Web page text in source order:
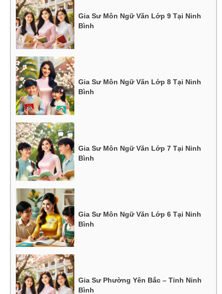
Gia Sư Môn Ngữ Văn Lớp 9 Tại Ninh
Bình
Gia Sư Môn Ngữ Văn Lớp 8 Tại Ninh
Bình
Gia Sư Môn Ngữ Văn Lớp 7 Tại Ninh
Bình
Gia Sư Môn Ngữ Văn Lớp 6 Tại Ninh
Bình
Gia Sư Phường Yên Bắc – Tỉnh Ninh
Bình